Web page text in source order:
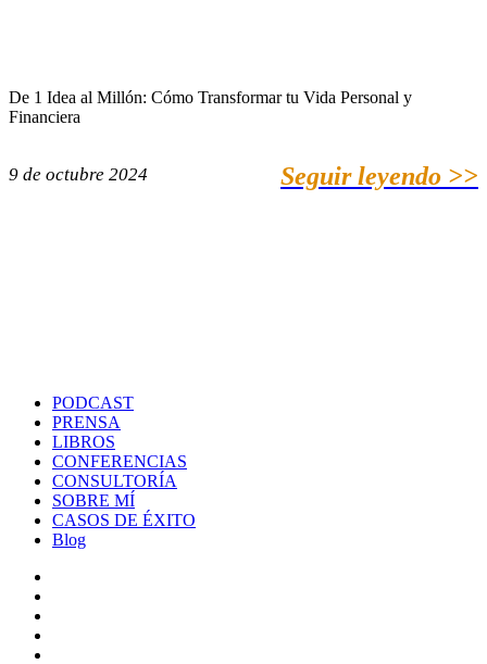
De 1 Idea al Millón: Cómo Transformar tu Vida Personal y
Financiera
9 de octubre 2024 Seguir leyendo >>
PODCAST
PRENSA
LIBROS
CONFERENCIAS
CONSULTORÍA
SOBRE MÍ
CASOS DE ÉXITO
Blog